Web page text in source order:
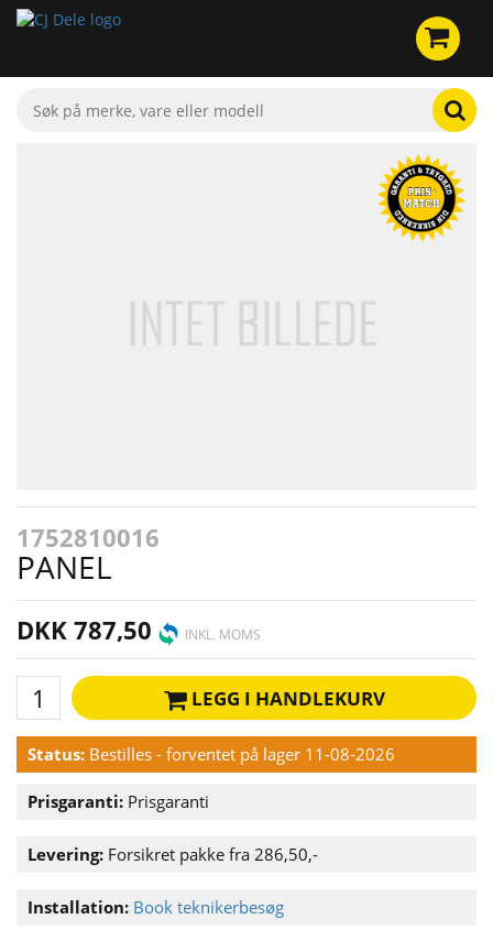
1752810016
PANEL
DKK 787,50 INKL. MOMS
LEGG I HANDLEKURV
Status: Bestilles - forventet på lager 11-08-2026
Prisgaranti: Prisgaranti
Levering: Forsikret pakke fra 286,50,-
Installation: Book teknikerbesøg